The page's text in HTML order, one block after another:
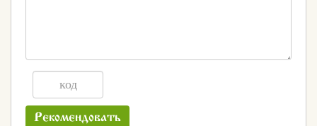
Рекомендовать